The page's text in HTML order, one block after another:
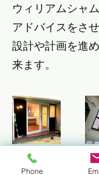
ウィリアムシャ
アドバイスをさ
設計や計画を進
来ます。
​Осака ｜
Phone